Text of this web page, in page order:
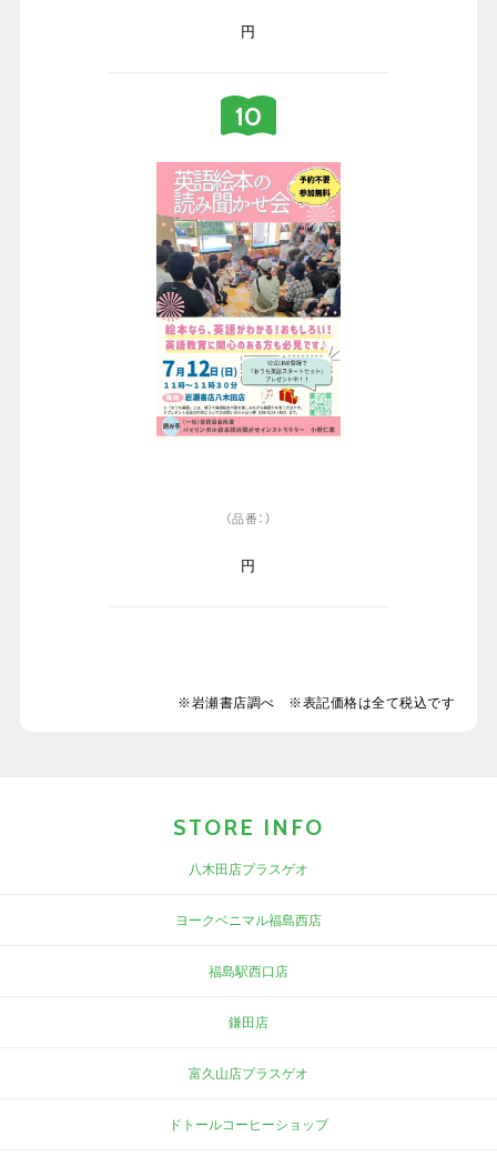
円
（品番：）
円
※岩瀬書店調べ ※表記価格は全て税込です
STORE INFO
八木田店プラスゲオ
ヨークベニマル福島西店
福島駅西口店
鎌田店
富久山店プラスゲオ
ドトールコーヒーショップ